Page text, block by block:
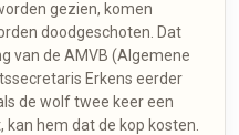
gezien, komen
doodgeschoten. Dat
van de AMVB (Algemene
Erkens eerder
de wolf twee keer een
hem dat de kop kosten.